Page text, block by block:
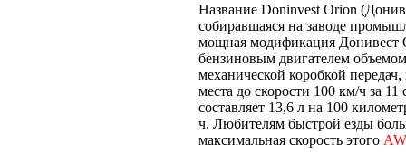
Название Doninvest Orion
собиравшаяся на заводе
мощная модификация Донивест
бензиновым двигателем
механической коробкой
места до скорости 100 км/ч за
составляет 13,6 л на 100
ч. Любителям быстрой езды
максимальная скорость этого AW